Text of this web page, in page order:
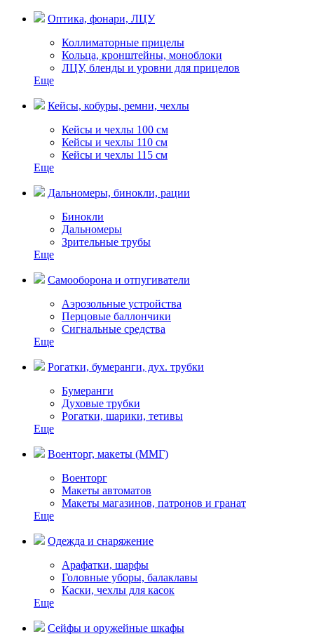
Оптика, фонари, ЛЦУ
Коллиматорные прицелы
Кольца, кронштейны, моноблоки
ЛЦУ, бленды и уровни для прицелов
Еще
Кейсы, кобуры, ремни, чехлы
Кейсы и чехлы 100 см
Кейсы и чехлы 110 см
Кейсы и чехлы 115 см
Еще
Дальномеры, бинокли, рации
Бинокли
Дальномеры
Зрительные трубы
Еще
Самооборона и отпугиватели
Аэрозольные устройства
Перцовые баллончики
Сигнальные средства
Еще
Рогатки, бумеранги, дух. трубки
Бумеранги
Духовые трубки
Рогатки, шарики, тетивы
Еще
Военторг, макеты (ММГ)
Военторг
Макеты автоматов
Макеты магазинов, патронов и гранат
Еще
Одежда и снаряжение
Арафатки, шарфы
Головные уборы, балаклавы
Каски, чехлы для касок
Еще
Сейфы и оружейные шкафы